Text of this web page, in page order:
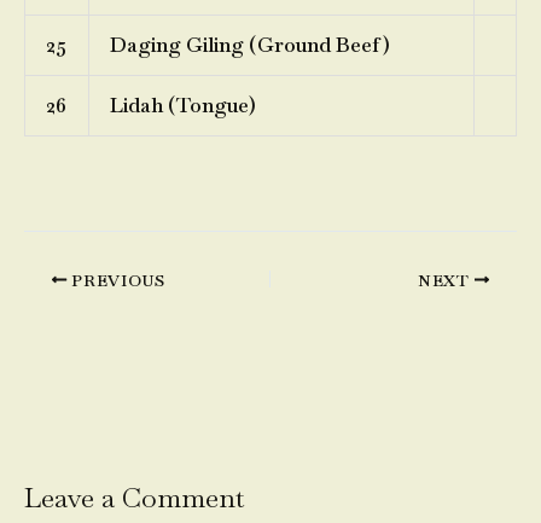
25 Daging Giling (Ground Beef)
26 Lidah (Tongue)
PREVIOUS NEXT
Leave a Comment